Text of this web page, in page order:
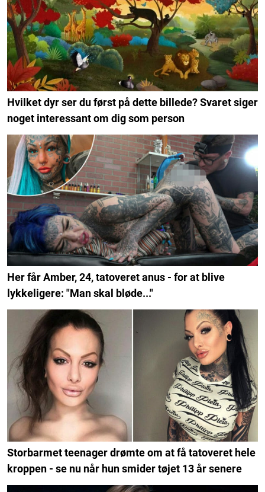
Hvilket dyr ser du først på dette billede? Svaret siger
noget interessant om dig som person
Her får Amber, 24, tatoveret anus - for at blive
lykkeligere: "Man skal bløde..."
Storbarmet teenager drømte om at få tatoveret hele
kroppen - se nu når hun smider tøjet 13 år senere